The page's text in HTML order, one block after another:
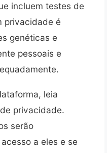
incluem testes de
privacidade é
genéticas e
pessoais e
leia
privacidade.
serão
a eles e se